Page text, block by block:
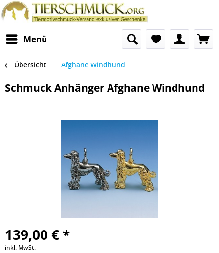
Menü
Übersicht Afghane Windhund
Schmuck Anhänger Afghane Windhund
139,00 € *
inkl. MwSt.